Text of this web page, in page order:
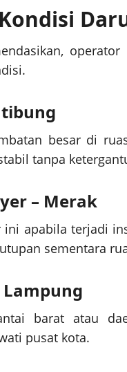
besar di
tanpa
– Merak
apabila terjadi
sementara
Lampung
barat atau
pusat kota.